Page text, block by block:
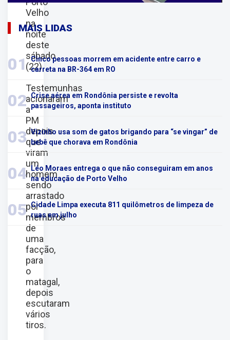
Velho
na
noite
deste
sábado
(22).
Testemunhas
acionaram
a
PM
depois
que
viram
um
homem
sendo
arrastado
por
membros
de
uma
facção,
para
o
matagal,
depois
escutaram
vários
tiros.
MAIS LIDAS
01 Cinco pessoas morrem em acidente entre carro e
carreta na BR-364 em RO
02 Crise aérea em Rondônia persiste e revolta
passageiros, aponta instituto
03 Vizinho usa som de gatos brigando para “se vingar” de
bebê que chorava em Rondônia
04
Léo Moraes entrega o que não conseguiram em anos
na educação de Porto Velho
05 Cidade Limpa executa 811 quilômetros de limpeza de
ruas em julho